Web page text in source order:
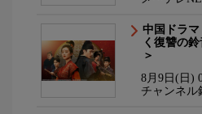
中国ドラ
く復讐の
＞
8月9日(日)
チャンネ